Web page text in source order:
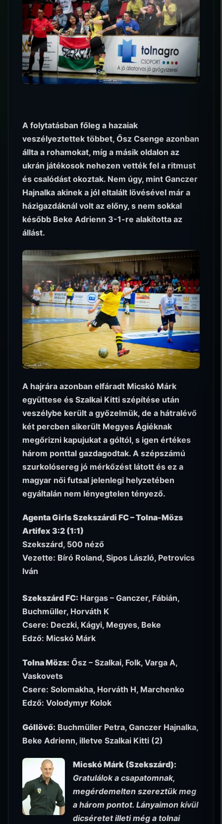
A folytatásban főleg a hazaiak
veszélyeztettek többet, Ősz Csenge azonban
állta a rohamokat, míg a másik oldalon az
ukrán játékosok nehezen vették fel a ritmust
és csalódást okoztak. Nem úgy, mint Ganczer
Hajnalka akinek a jól eltalált lövésével már a
házigazdáknál volt az előny, s nem sokkal
később Beke Adrienn 3-1-re alakította az
állást.
A hajrára azonban elfáradt Micskó Márk
együttese és Szalkai Kitti szépítése után
veszélybe került a győzelmük, de a hátralévő
két percben sikerült Megyes Ágiéknak
megőrizni kapujukat a góltól, s igen értékes
három ponttal gazdagodtak. A szépszámú
szurkolósereg jó mérkőzést látott és ez a
magyar női futsal jelenlegi helyzetében
egyáltalán nem lényegtelen tényező.
Agenta Girls Szekszárdi FC – Tolna-Mözs
Artifex 3:2 (1:1)
Szekszárd, 500 néző
Vezette: Bíró Roland, Sipos László, Petrovics
Iván
Szekszárd FC: Hargas – Ganczer, Fábián,
Buchmüller, Horváth K
Csere: Deczki, Kágyi, Megyes, Beke
Edző: Micskó Márk
Tolna Mözs: Ősz – Szalkai, Folk, Varga A,
Vaskovets
Csere: Solomakha, Horváth H, Marchenko
Edző: Volodymyr Kolok
Góllövő: Buchmüller Petra, Ganczer Hajnalka,
Beke Adrienn, illetve Szalkai Kitti (2)
Micskó Márk (Szekszárd):
Gratulálok a csapatomnak,
megérdemelten szereztük meg
a három pontot. Lányaimon kívül
dicséretet illeti még a tolnai